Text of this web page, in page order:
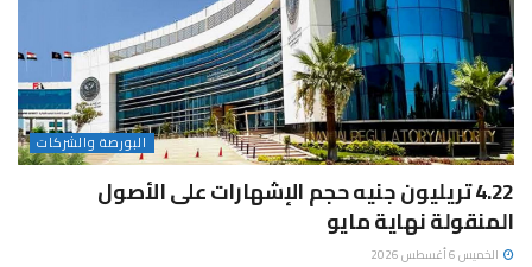
البورصة والشركات
4.22 تريليون جنيه حجم الإشهارات على الأصول
المنقولة نهاية مايو
الخميس 6 أغسطس 2026